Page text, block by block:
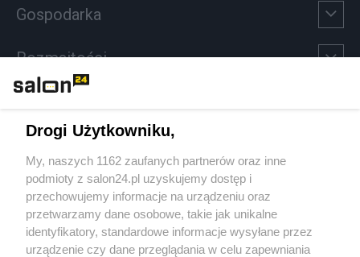
Gospodarka
Rozmaitości
Sport
Społeczeństwo
Kultura
Drogi Użytkowniku,
My, naszych 1162 zaufanych partnerów oraz inne
podmioty z salon24.pl uzyskujemy dostęp i
przechowujemy informacje na urządzeniu oraz
przetwarzamy dane osobowe, takie jak unikalne
identyfikatory, standardowe informacje wysyłane przez
urządzenie czy dane przeglądania w celu zapewniania